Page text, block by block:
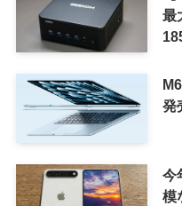
最
発
今
模